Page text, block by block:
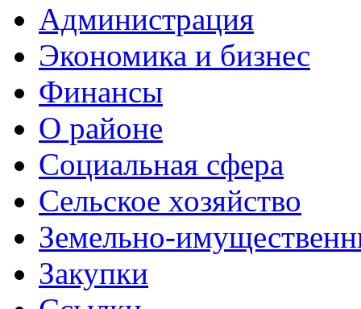
Администрация
Экономика и бизнес
Финансы
О районе
Социальная сфера
Сельское хозяйство
Земельно-
Закупки